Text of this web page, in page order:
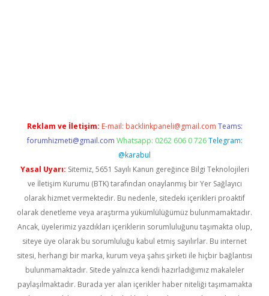
Reklam ve İletişim: E-mail: backlinkpaneli@gmail.com Teams:
forumhizmeti@gmail.com Whatsapp: 0262 606 0 726 Telegram:
@karabul
Yasal Uyarı: Sitemiz, 5651 Sayılı Kanun gereğince Bilgi Teknolojileri
ve İletişim Kurumu (BTK) tarafından onaylanmış bir Yer Sağlayıcı
olarak hizmet vermektedir. Bu nedenle, sitedeki içerikleri proaktif
olarak denetleme veya araştırma yükümlülüğümüz bulunmamaktadır.
Ancak, üyelerimiz yazdıkları içeriklerin sorumluluğunu taşımakta olup,
siteye üye olarak bu sorumluluğu kabul etmiş sayılırlar. Bu internet
sitesi, herhangi bir marka, kurum veya şahıs şirketi ile hiçbir bağlantısı
bulunmamaktadır. Sitede yalnızca kendi hazırladığımız makaleler
paylaşılmaktadır. Burada yer alan içerikler haber niteliği taşımamakta